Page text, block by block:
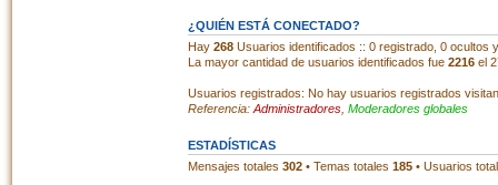
¿QUIÉN ESTÁ CONECTADO?
Hay 268Usuarios identificados :: 0 registrado, 0 ocultos
La mayor cantidad de usuarios identificados fue 2216el
Usuarios registrados: No hay usuarios registrados
Referencia: Administradores, Moderadores globales
ESTADÍSTICAS
Mensajes totales 302• Temas totales 185• Usuarios